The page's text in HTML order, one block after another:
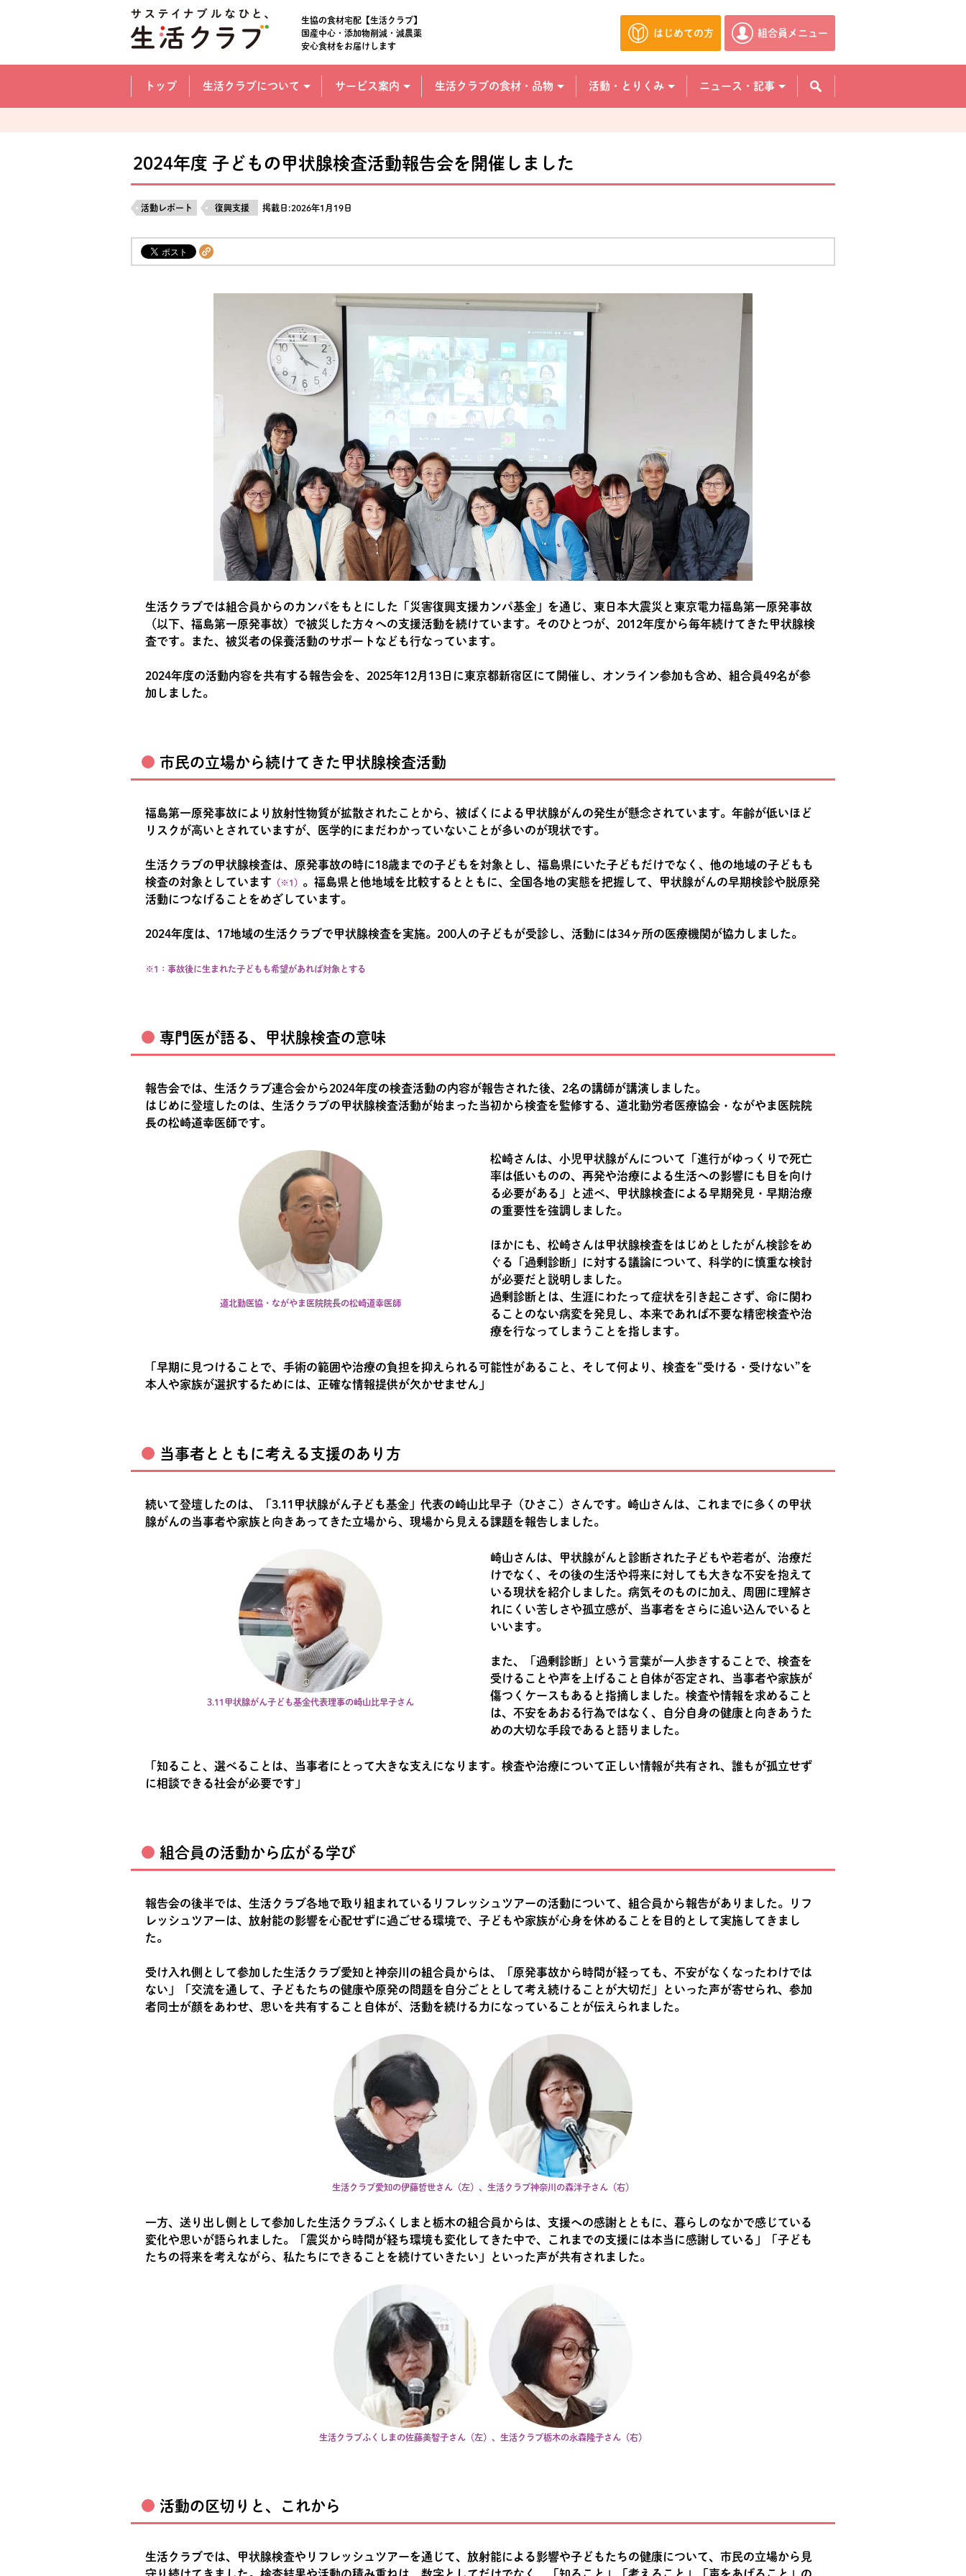
生協の食材宅配【生活クラブ】
国産中心・添加物削減・減農薬
安心食材をお届けします
はじめての方
別のウィンドウで開きます。
組合員メニュー
別のウィンドウで開きます。
ここからサイト内共通メニューです。
サイト内共通メニューをスキップする
トップ 生活クラブについて サービス案内 生活クラブの食材・品物 活動・とりくみ ニュース・記事
2024年度 子どもの甲状腺検査活動報告会を開催しました
活動レポート 復興支援 掲載日:2026年1月19日
生活クラブでは組合員からのカンパをもとにした「災害復興支援カンパ基金」を通じ、東日本大震災と東京電力福島第一原発事故
（以下、福島第一原発事故）で被災した方々への支援活動を続けています。そのひとつが、2012年度から毎年続けてきた甲状腺検
査です。また、被災者の保養活動のサポートなども行なっています。
2024年度の活動内容を共有する報告会を、2025年12月13日に東京都新宿区にて開催し、オンライン参加も含め、組合員49名が参
加しました。
市民の立場から続けてきた甲状腺検査活動
福島第一原発事故により放射性物質が拡散されたことから、被ばくによる甲状腺がんの発生が懸念されています。年齢が低いほど
リスクが高いとされていますが、医学的にまだわかっていないことが多いのが現状です。
生活クラブの甲状腺検査は、原発事故の時に18歳までの子どもを対象とし、福島県にいた子どもだけでなく、他の地域の子どもも
検査の対象としています （※1） 。福島県と他地域を比較するとともに、全国各地の実態を把握して、甲状腺がんの早期検診や脱原発
活動につなげることをめざしています。
2024年度は、17地域の生活クラブで甲状腺検査を実施。200人の子どもが受診し、活動には34ヶ所の医療機関が協力しました。
※1：事故後に生まれた子どもも希望があれば対象とする
専門医が語る、甲状腺検査の意味
報告会では、生活クラブ連合会から2024年度の検査活動の内容が報告された後、2名の講師が講演しました。
はじめに登壇したのは、生活クラブの甲状腺検査活動が始まった当初から検査を監修する、道北勤労者医療協会・ながやま医院院
長の松崎道幸医師です。
道北勤医協・ながやま医院院長の松崎道幸医師
松崎さんは、小児甲状腺がんについて「進行がゆっくりで死亡
率は低いものの、再発や治療による生活への影響にも目を向け
る必要がある」と述べ、甲状腺検査による早期発見・早期治療
の重要性を強調しました。
ほかにも、松崎さんは甲状腺検査をはじめとしたがん検診をめ
ぐる「過剰診断」に対する議論について、科学的に慎重な検討
が必要だと説明しました。
過剰診断とは、生涯にわたって症状を引き起こさず、命に関わ
ることのない病変を発見し、本来であれば不要な精密検査や治
療を行なってしまうことを指します。
「早期に見つけることで、手術の範囲や治療の負担を抑えられる可能性があること、そして何より、検査を“受ける・受けない”を
本人や家族が選択するためには、正確な情報提供が欠かせません」
当事者とともに考える支援のあり方
続いて登壇したのは、「3.11甲状腺がん子ども基金」代表の崎山比早子（ひさこ）さんです。崎山さんは、これまでに多くの甲状
腺がんの当事者や家族と向きあってきた立場から、現場から見える課題を報告しました。
3.11甲状腺がん子ども基金代表理事の崎山比早子さん
崎山さんは、甲状腺がんと診断された子どもや若者が、治療だ
けでなく、その後の生活や将来に対しても大きな不安を抱えて
いる現状を紹介しました。病気そのものに加え、周囲に理解さ
れにくい苦しさや孤立感が、当事者をさらに追い込んでいると
いいます。
また、「過剰診断」という言葉が一人歩きすることで、検査を
受けることや声を上げること自体が否定され、当事者や家族が
傷つくケースもあると指摘しました。検査や情報を求めること
は、不安をあおる行為ではなく、自分自身の健康と向きあうた
めの大切な手段であると語りました。
「知ること、選べることは、当事者にとって大きな支えになります。検査や治療について正しい情報が共有され、誰もが孤立せず
に相談できる社会が必要です」
組合員の活動から広がる学び
報告会の後半では、生活クラブ各地で取り組まれているリフレッシュツアーの活動について、組合員から報告がありました。リフ
レッシュツアーは、放射能の影響を心配せずに過ごせる環境で、子どもや家族が心身を休めることを目的として実施してきまし
た。
受け入れ側として参加した生活クラブ愛知と神奈川の組合員からは、「原発事故から時間が経っても、不安がなくなったわけでは
ない」「交流を通して、子どもたちの健康や原発の問題を自分ごととして考え続けることが大切だ」といった声が寄せられ、参加
者同士が顔をあわせ、思いを共有すること自体が、活動を続ける力になっていることが伝えられました。
生活クラブ愛知の伊藤哲世さん（左）、生活クラブ神奈川の森洋子さん（右）
一方、送り出し側として参加した生活クラブふくしまと栃木の組合員からは、支援への感謝とともに、暮らしのなかで感じている
変化や思いが語られました。「震災から時間が経ち環境も変化してきた中で、これまでの支援には本当に感謝している」「子ども
たちの将来を考えながら、私たちにできることを続けていきたい」といった声が共有されました。
生活クラブふくしまの佐藤美智子さん（左）、生活クラブ栃木の永森隆子さん（右）
活動の区切りと、これから
生活クラブでは、甲状腺検査やリフレッシュツアーを通じて、放射能による影響や子どもたちの健康について、市民の立場から見